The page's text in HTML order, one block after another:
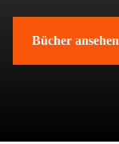
Bücher ansehen